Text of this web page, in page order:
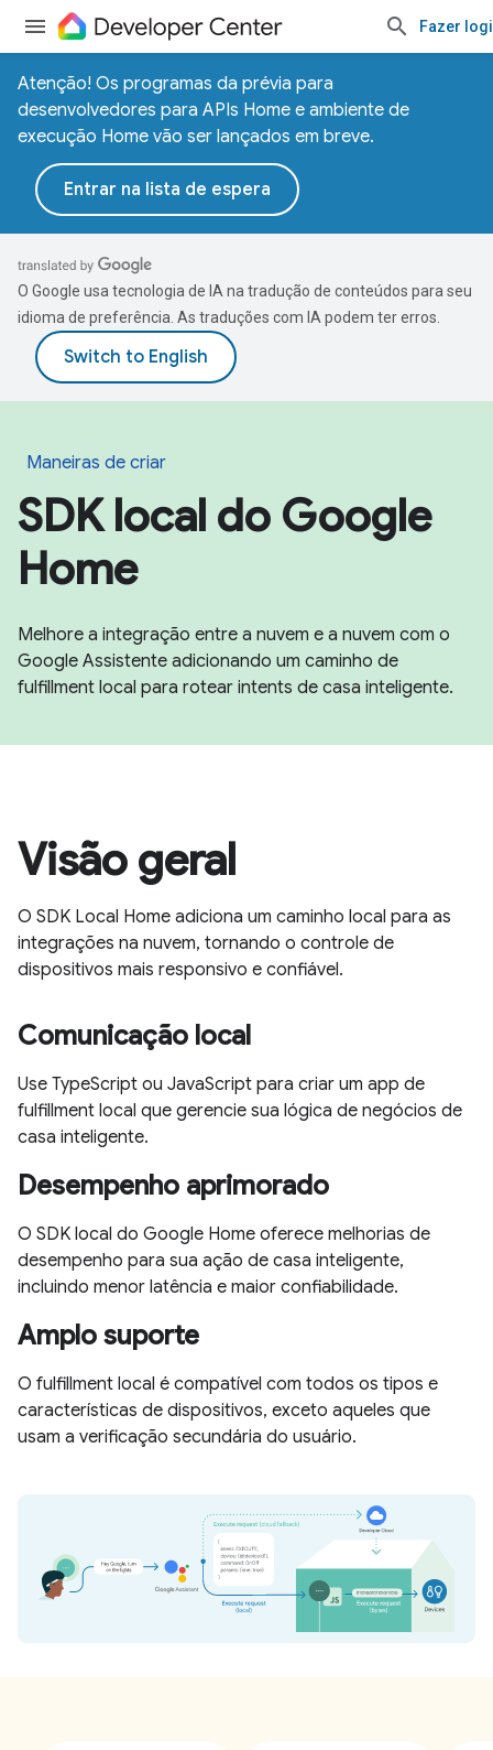
Fazer
Atenção! Os programas da prévia para
desenvolvedores para APIs Home e ambiente de
execução Home vão ser lançados em breve.
Entrar na lista de espera
O Google usa tecnologia de IA na tradução de conteúdos para seu
idioma de preferência. As traduções com IA podem ter erros.
Maneiras de criar
SDK local do Google
Home
Melhore a integração entre a nuvem e a nuvem com o
Google Assistente adicionando um caminho de
fulfillment local para rotear intents de casa inteligente.
Visão geral
O SDK Local Home adiciona um caminho local para as
integrações na nuvem, tornando o controle de
dispositivos mais responsivo e confiável.
Comunicação local
Use TypeScript ou JavaScript para criar um app de
fulfillment local que gerencie sua lógica de negócios de
casa inteligente.
Desempenho aprimorado
O SDK local do Google Home oferece melhorias de
desempenho para sua ação de casa inteligente,
incluindo menor latência e maior confiabilidade.
Amplo suporte
O fulfillment local é compatível com todos os tipos e
características de dispositivos, exceto aqueles que
usam a verificação secundária do usuário.